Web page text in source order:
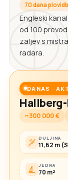
70 dana
Engleski
od 100
zaljev s
radara.
DANAS ·
Hallberg-
~300 000 €
DULJINA
11,62 m
JEDRA
70 m²